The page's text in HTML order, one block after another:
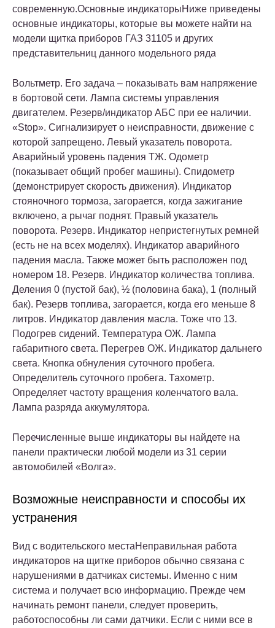
современную.Основные индикаторыНиже приведены
основные индикаторы, которые вы можете найти на
модели щитка приборов ГАЗ 31105 и других
представительниц данного модельного ряда
Вольтметр. Его задача – показывать вам напряжение
в бортовой сети. Лампа системы управления
двигателем. Резерв/индикатор АБС при ее наличии.
«Stop». Сигнализирует о неисправности, движение с
которой запрещено. Левый указатель поворота.
Аварийный уровень падения ТЖ. Одометр
(показывает общий пробег машины). Спидометр
(демонстрирует скорость движения). Индикатор
стояночного тормоза, загорается, когда зажигание
включено, а рычаг поднят. Правый указатель
поворота. Резерв. Индикатор непристегнутых ремней
(есть не на всех моделях). Индикатор аварийного
падения масла. Также может быть расположен под
номером 18. Резерв. Индикатор количества топлива.
Деления 0 (пустой бак), ½ (половина бака), 1 (полный
бак). Резерв топлива, загорается, когда его меньше 8
литров. Индикатор давления масла. Тоже что 13.
Подогрев сидений. Температура ОЖ. Лампа
габаритного света. Перегрев ОЖ. Индикатор дальнего
света. Кнопка обнуления суточного пробега.
Определитель суточного пробега. Тахометр.
Определяет частоту вращения коленчатого вала.
Лампа разряда аккумулятора.
Перечисленные выше индикаторы вы найдете на
панели практически любой модели из 31 серии
автомобилей «Волга».
Возможные неисправности и способы их
устранения
Вид с водительского местаНеправильная работа
индикаторов на щитке приборов обычно связана с
нарушениями в датчиках системы. Именно с ним
система и получает всю информацию. Прежде чем
начинать ремонт панели, следует проверить,
работоспособны ли сами датчики. Если с ними все в